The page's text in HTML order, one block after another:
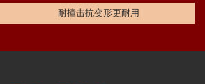
耐撞击抗变形更耐用